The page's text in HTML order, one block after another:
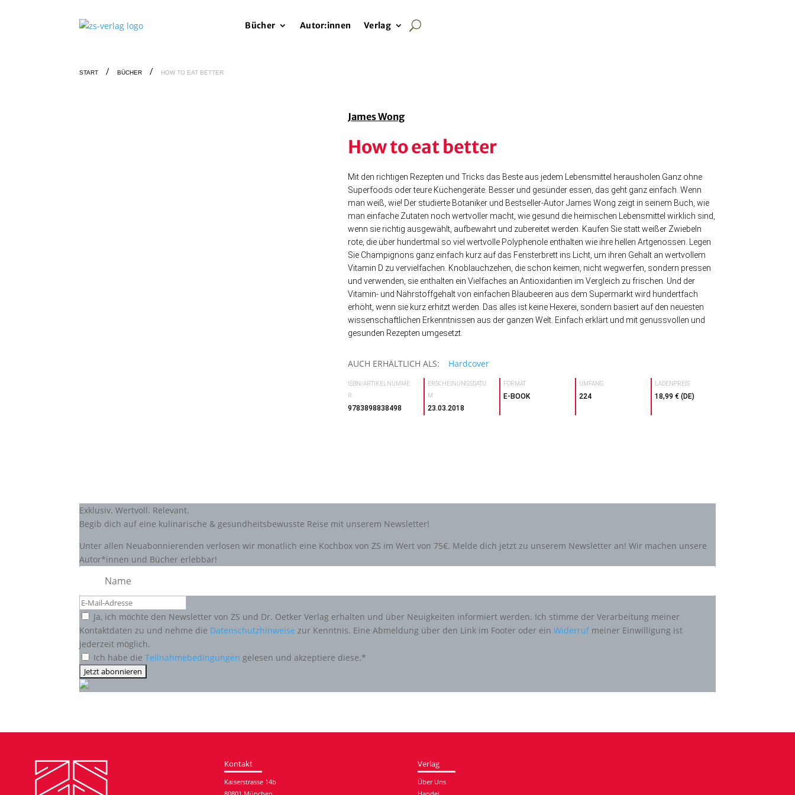
Bücher Autor:innen Verlag
START BÜCHER HOW TO EAT BETTER
James Wong
How to eat better
Mit den richtigen Rezepten und Tricks das Beste aus jedem Lebensmittel herausholen.Ganz ohne
Superfoods oder teure Küchengeräte. Besser und gesünder essen, das geht ganz einfach. Wenn
man weiß, wie! Der studierte Botaniker und Bestseller-Autor James Wong zeigt in seinem Buch, wie
man einfache Zutaten noch wertvoller macht, wie gesund die heimischen Lebensmittel wirklich sind,
wenn sie richtig ausgewählt, aufbewahrt und zubereitet werden. Kaufen Sie statt weißer Zwiebeln
rote, die über hundertmal so viel wertvolle Polyphenole enthalten wie ihre hellen Artgenossen. Legen
Sie Champignons ganz einfach kurz auf das Fensterbrett ins Licht, um ihren Gehalt an wertvollem
Vitamin D zu vervielfachen. Knoblauchzehen, die schon keimen, nicht wegwerfen, sondern pressen
und verwenden, sie enthalten ein Vielfaches an Antioxidantien im Vergleich zu frischen. Und der
Vitamin- und Nährstoffgehalt von einfachen Blaubeeren aus dem Supermarkt wird hundertfach
erhöht, wenn sie kurz erhitzt werden. Das alles ist keine Hexerei, sondern basiert auf den neuesten
wissenschaftlichen Erkenntnissen aus der ganzen Welt. Einfach erklärt und mit genussvollen und
gesunden Rezepten umgesetzt.
AUCH ERHÄLTLICH ALS: Hardcover
ISBN/ARTIKELNUMME
R
9783898838498
ERSCHEINUNGSDATU
M
23.03.2018
FORMAT
E-BOOK
UMFANG
224
LADENPREIS
18,99 € (DE)
Exklusiv. Wertvoll. Relevant.
Begib dich auf eine kulinarische & gesundheitsbewusste Reise mit unserem Newsletter!
Unter allen Neuabonnierenden verlosen wir monatlich eine Kochbox von ZS im Wert von 75€. Melde dich jetzt zu unserem Newsletter an! Wir machen unsere
Autor*innen und Bücher erlebbar!
Ja, ich möchte den Newsletter von ZS und Dr. Oetker Verlag erhalten und über Neuigkeiten informiert werden. Ich stimme der Verarbeitung meiner
Kontaktdaten zu und nehme die Datenschutzhinweise zur Kenntnis. Eine Abmeldung über den Link im Footer oder einWiderruf meiner Einwilligung ist
jederzeit möglich.
Ich habe dieTeilnahmebedingungen gelesen und akzeptiere diese.*
Kontakt
Kaiserstrasse 14b
Verlag
Über Uns